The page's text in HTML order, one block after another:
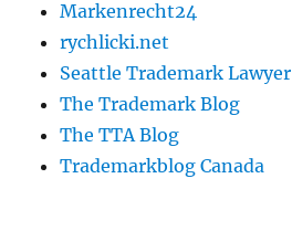
Markenrecht24
rychlicki.net
Seattle Trademark Lawyer
The Trademark Blog
The TTA Blog
Trademarkblog Canada